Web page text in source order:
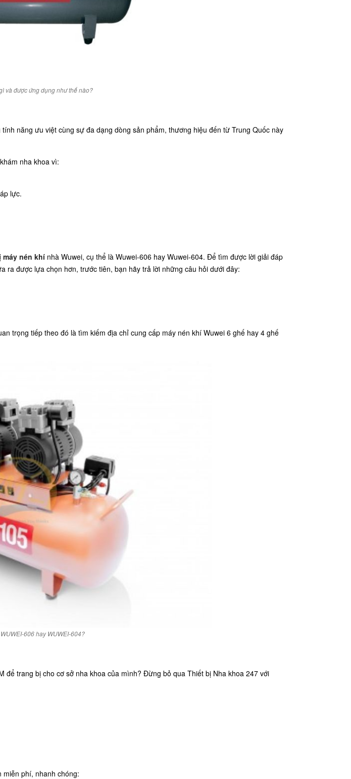
và được ứng dụng như thế nào?
năng ưu việt cùng sự đa dạng dòng sản phẩm, thương hiệu đến từ Trung Quốc này
nha khoa vì:
lực.
máy nén khí nhà Wuwei, cụ thể là Wuwei-606 hay Wuwei-604. Để tìm được lời giải đáp
ra được lựa chọn hơn, trước tiên, bạn hãy trả lời những câu hỏi dưới đây:
trọng tiếp theo đó là tìm kiếm địa chỉ cung cấp máy nén khí Wuwei 6 ghế hay 4 ghế
606 hay WUWEI-604?
để trang bị cho cơ sở nha khoa của mình? Đừng bỏ qua Thiết bị Nha khoa 247 với
phí, nhanh chóng: